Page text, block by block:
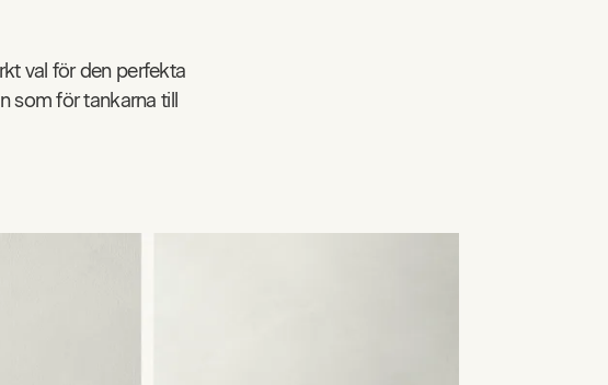
val för den perfekta
som för tankarna till